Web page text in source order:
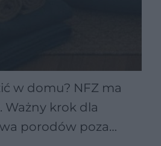
w domu? NFZ ma
Ważny krok dla
porodów poza